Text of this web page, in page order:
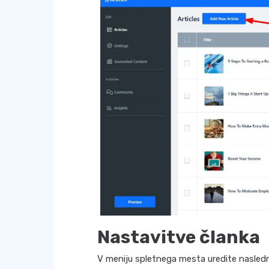
Nastavitve članka
V meniju spletnega mesta uredite